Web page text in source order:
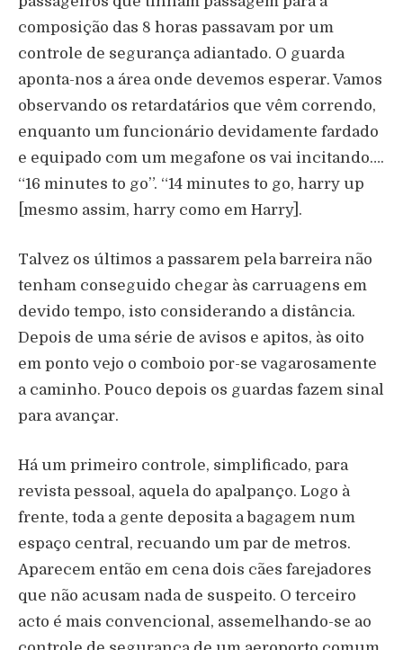
composição das 8 horas passavam por um
controle de segurança adiantado. O guarda
aponta-nos a área onde devemos esperar. Vamos
observando os retardatários que vêm correndo,
enquanto um funcionário devidamente fardado
e equipado com um megafone os vai incitando….
“16 minutes to go”. “14 minutes to go, harry up
[mesmo assim, harry como em Harry].
Talvez os últimos a passarem pela barreira não
tenham conseguido chegar às carruagens em
devido tempo, isto considerando a distância.
Depois de uma série de avisos e apitos, às oito
em ponto vejo o comboio por-se vagarosamente
a caminho. Pouco depois os guardas fazem sinal
para avançar.
Há um primeiro controle, simplificado, para
revista pessoal, aquela do apalpanço. Logo à
frente, toda a gente deposita a bagagem num
espaço central, recuando um par de metros.
Aparecem então em cena dois cães farejadores
que não acusam nada de suspeito. O terceiro
acto é mais convencional, assemelhando-se ao